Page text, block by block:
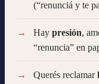
(“renunciá y te
Hay presión,
“renuncia” en
Querés reclamar